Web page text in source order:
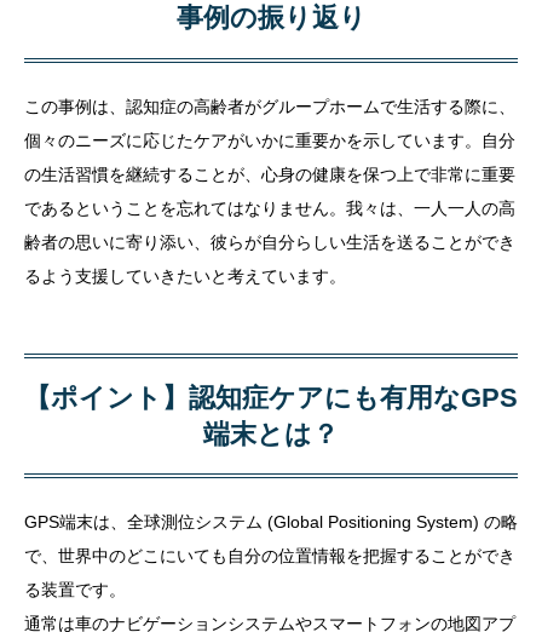
事例の振り返り
この事例は、認知症の高齢者がグループホームで生活する際に、
個々のニーズに応じたケアがいかに重要かを示しています。自分
の生活習慣を継続することが、心身の健康を保つ上で非常に重要
であるということを忘れてはなりません。我々は、一人一人の高
齢者の思いに寄り添い、彼らが自分らしい生活を送ることができ
るよう支援していきたいと考えています。
【ポイント】認知症ケアにも有用なGPS
端末とは？
GPS端末は、全球測位システム (Global Positioning System) の略
で、世界中のどこにいても自分の位置情報を把握することができ
る装置です。
通常は車のナビゲーションシステムやスマートフォンの地図アプ